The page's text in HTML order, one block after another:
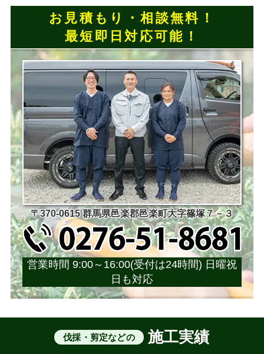
お見積もり・相談無料！
最短即日対応可能！
〒370-0615 群馬県邑楽郡邑楽町大字篠塚７－３
営業時間 9:00～16:00(受付は24時間) 日曜祝
日も対応
伐採・剪定などの 施工実績